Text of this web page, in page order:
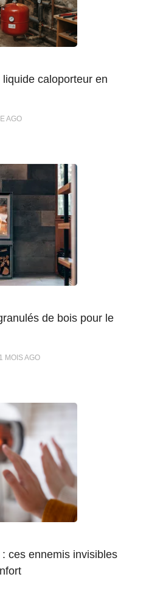
liquide caloporteur en
AGO
de bois pour le
1 MOISAGO
ces ennemis invisibles